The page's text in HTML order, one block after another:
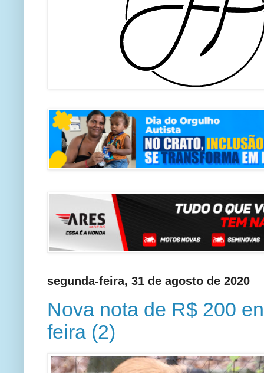
segunda-feira, 31 de agosto de 2020
Nova nota de R$ 200
feira (2)